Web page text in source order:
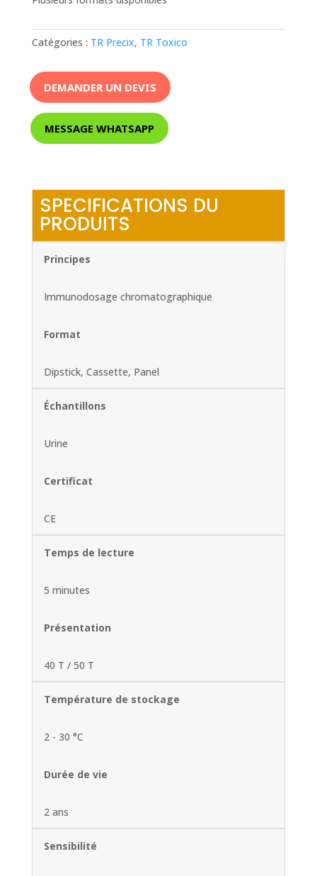
Catégories : TR Precix, TR Toxico
DEMANDER UN DEVIS
MESSAGE WHATSAPP
SPECIFICATIONS DU
PRODUITS
Principes
Immunodosage chromatographique
Format
Dipstick, Cassette, Panel
Échantillons
Urine
Certificat
CE
Temps de lecture
5 minutes
Présentation
40 T / 50 T
Température de stockage
2 - 30 °C
Durée de vie
2 ans
Sensibilité